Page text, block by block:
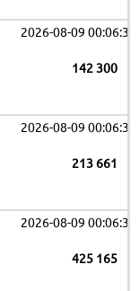
2026-08-09 00:06:32
142 300
2026-08-09 00:06:32
213 661
2026-08-09 00:06:32
425 165